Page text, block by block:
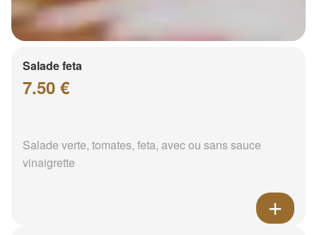
Salade feta
7.50 €
Salade verte, tomates, feta, avec ou sans sauce
vinaigrette